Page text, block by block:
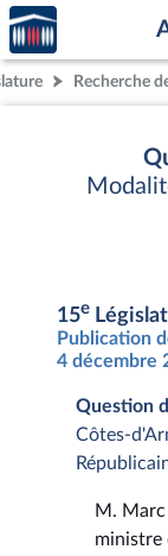
Aller au contenu
Aller en bas de la
Accèder
à la
page
d'accueilRecherche
15e
Publication
4 décembre
Question
Côtes-
M.
ministre